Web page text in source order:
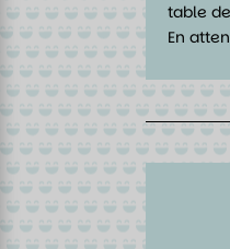
table
En